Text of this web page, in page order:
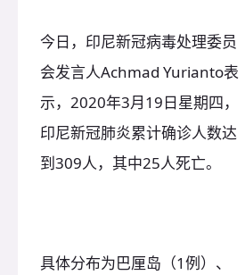
今日，印尼新冠病毒处理委员
会发言人Achmad Yurianto表
示，2020年3月19日星期四，
印尼新冠肺炎累计确诊人数达
到309人，其中25人死亡。
具体分布为巴厘岛（1例）、